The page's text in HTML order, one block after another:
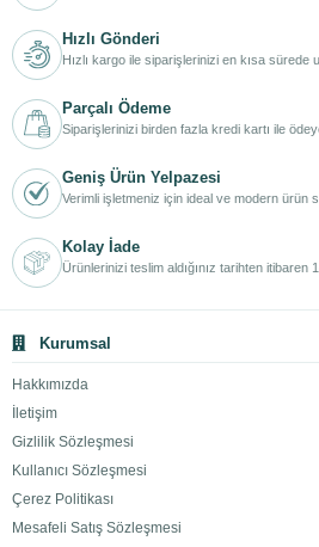
Hızlı Gönderi
Hızlı kargo ile siparişlerinizi en kısa sürede
Parçalı Ödeme
Siparişlerinizi birden fazla kredi kartı ile
Geniş Ürün Yelpazesi
Verimli işletmeniz için ideal ve modern ürün
Kolay İade
Ürünlerinizi teslim aldığınız tarihten itibaren
Kurumsal
Hakkımızda
İletişim
Gizlilik Sözleşmesi
Kullanıcı Sözleşmesi
Çerez Politikası
Mesafeli Satış Sözleşmesi